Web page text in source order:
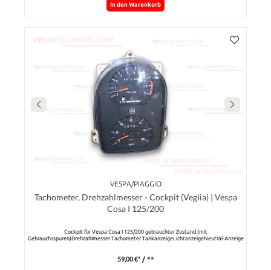
In den Warenkorb
VESPA/PIAGGIO
Tachometer, Drehzahlmesser - Cockpit (Veglia) | Vespa
Cosa I 125/200
Cockpit für Vespa Cosa I 125/200 gebrauchter Zustand (mit
Gebrauchsspuren)Drehzahlmesser Tachometer TankanzeigeLichtanzeigeNeutral-Anzeige
59,00 €* / **